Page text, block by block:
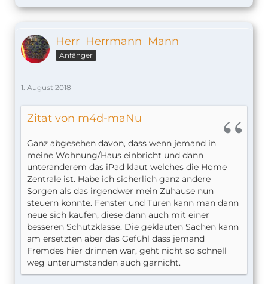
weg unterumstanden auch garnicht.
Herr_Herrmann_Mann
Anfänger
1. August 2018
Zitat von m4d-maNu
Ganz abgesehen davon, dass wenn jemand in
meine Wohnung/Haus einbricht und dann
unteranderem das iPad klaut welches die Home
Zentrale ist. Habe ich sicherlich ganz andere
Sorgen als das irgendwer mein Zuhause nun
steuern könnte. Fenster und Türen kann man dann
neue sich kaufen, diese dann auch mit einer
besseren Schutzklasse. Die geklauten Sachen kann
am ersetzten aber das Gefühl dass jemand
Fremdes hier drinnen war, geht nicht so schnell
weg unterumstanden auch garnicht.